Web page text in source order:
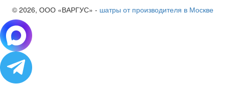
© 2026, ООО «ВАРГУС» - шатры от производителя в Москве